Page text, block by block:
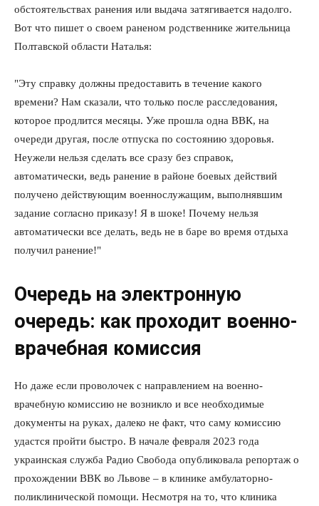
обстоятельствах ранения или выдача затягивается надолго.
Вот что пишет о своем раненом родственнике жительница
Полтавской области Наталья:
"Эту справку должны предоставить в течение какого
времени? Нам сказали, что только после расследования,
которое продлится месяцы. Уже прошла одна ВВК, на
очереди другая, после отпуска по состоянию здоровья.
Неужели нельзя сделать все сразу без справок,
автоматически, ведь ранение в районе боевых действий
получено действующим военнослужащим, выполнявшим
задание согласно приказу! Я в шоке! Почему нельзя
автоматически все делать, ведь не в баре во время отдыха
получил ранение!"
Очередь на электронную
очередь: как проходит военно-
врачебная комиссия
Но даже если проволочек с направлением на военно-
врачебную комиссию не возникло и все необходимые
документы на руках, далеко не факт, что саму комиссию
удастся пройти быстро. В начале февраля 2023 года
украинская служба Радио Свобода опубликовала репортаж о
прохождении ВВК во Львове – в клинике амбулаторно-
поликлинической помощи. Несмотря на то, что клиника